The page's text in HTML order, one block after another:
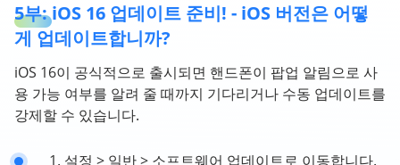
5부: iOS 16 업데이트 준비! - iOS 버전은 어떻
게 업데이트합니까?
iOS 16이 공식적으로 출시되면 핸드폰이 팝업 알림으로 사
용 가능 여부를 알려 줄 때까지 기다리거나 수동 업데이트를
강제할 수 있습니다.
1. 설정 > 일반 > 소프트웨어 업데이트로 이동합니다.